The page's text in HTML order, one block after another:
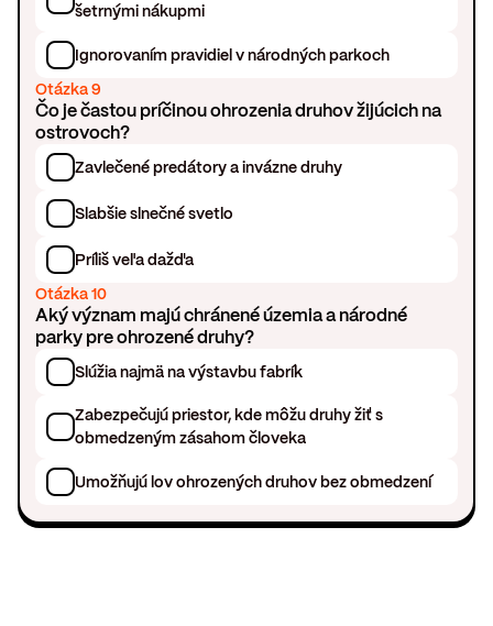
šetrnými nákupmi
Ignorovaním pravidiel v národných parkoch
Otázka 9
Čo je častou príčinou ohrozenia druhov žijúcich na
ostrovoch?
Zavlečené predátory a invázne druhy
Slabšie slnečné svetlo
Príliš veľa dažďa
Otázka 10
Aký význam majú chránené územia a národné
parky pre ohrozené druhy?
Slúžia najmä na výstavbu fabrík
Zabezpečujú priestor, kde môžu druhy žiť s
obmedzeným zásahom človeka
Umožňujú lov ohrozených druhov bez obmedzení